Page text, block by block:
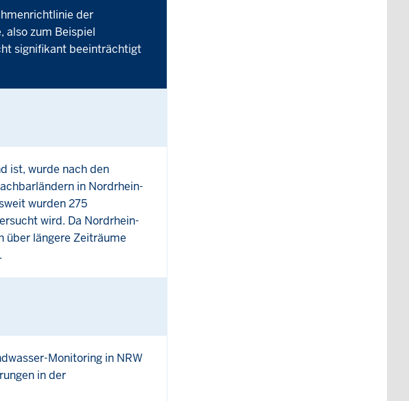
der
also zum Beispiel
signifikant beeinträchtigt
ist, wurde nach den
in Nordrhein-
wurden 275
wird. Da Nordrhein-
über längere Zeiträume
Monitoring in NRW
in der